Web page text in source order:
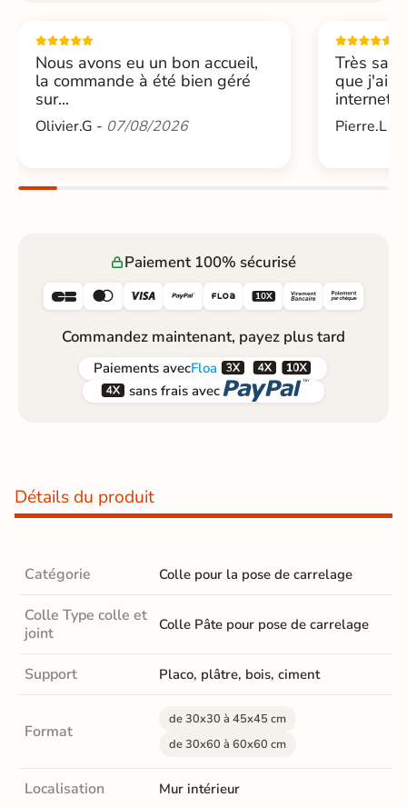
Nous avons eu un bon accueil,
la commande à été bien géré
sur...
Olivier.G - 07/08/2026
Très
que j'ai
internet....
Pierre.L -
Paiement 100% sécurisé
     
Commandez maintenant, payez plus tard
Paiements avecFloa  
 sans frais avec 
Détails du produit
Catégorie Colle pour la pose de carrelage
Colle Type colle et
joint
Colle Pâte pour pose de carrelage
Support Placo, plâtre, bois, ciment
Format
de 30x30 à 45x45 cm
de 30x60 à 60x60 cm
Localisation Mur intérieur